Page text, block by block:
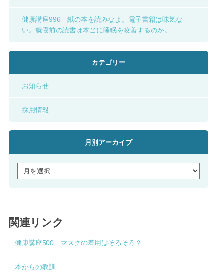
健康講座996 紙の本を読みなよ。電子書籍は味気な
い。就寝前の読書は本当に睡眠を改善するのか。
カテゴリー
お知らせ
採用情報
月別アーカイブ
関連リンク
健康講座500 マスクの着用はそろそろ？
本からの教訓